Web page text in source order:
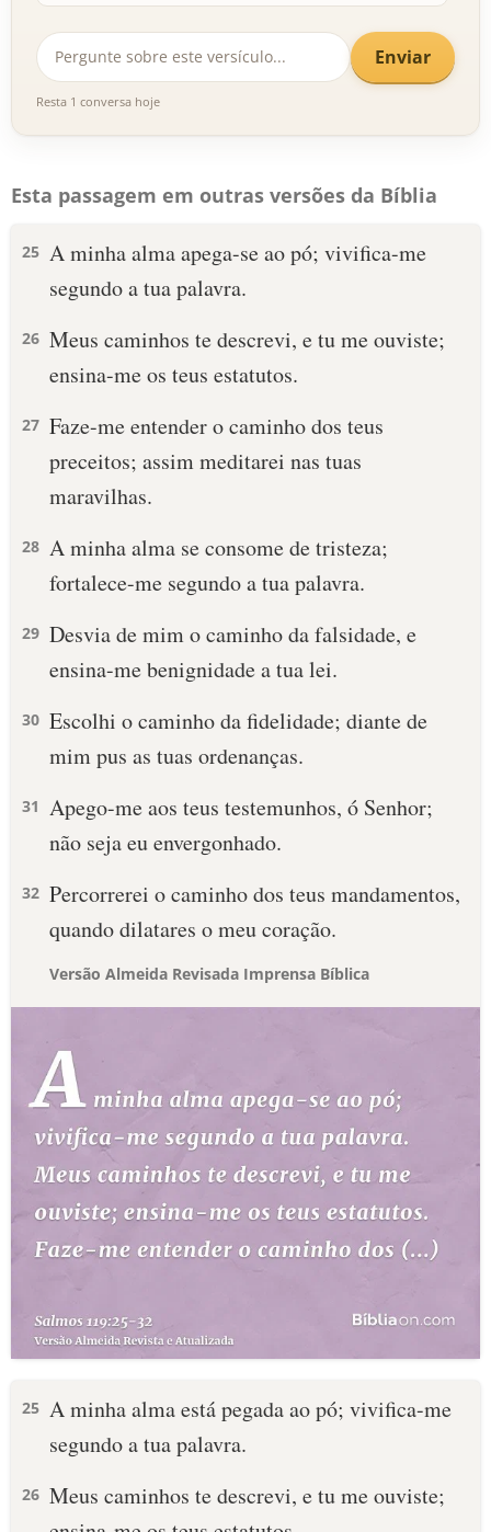
Enviar
Resta 1 conversa hoje
Esta passagem em outras versões da Bíblia
25 A minha alma apega-se ao pó; vivifica-me
segundo a tua palavra.
26 Meus caminhos te descrevi, e tu me ouviste;
ensina-me os teus estatutos.
27 Faze-me entender o caminho dos teus
preceitos; assim meditarei nas tuas
maravilhas.
28 A minha alma se consome de tristeza;
fortalece-me segundo a tua palavra.
29 Desvia de mim o caminho da falsidade, e
ensina-me benignidade a tua lei.
30 Escolhi o caminho da fidelidade; diante de
mim pus as tuas ordenanças.
31 Apego-me aos teus testemunhos, ó Senhor;
não seja eu envergonhado.
32 Percorrerei o caminho dos teus mandamentos,
quando dilatares o meu coração.
Versão Almeida Revisada Imprensa Bíblica
25 A minha alma está pegada ao pó; vivifica-me
segundo a tua palavra.
26 Meus caminhos te descrevi, e tu me ouviste;